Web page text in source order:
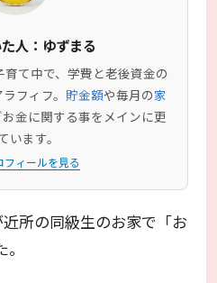
人：ゆずまる
て中で、学費と老後資金の
フィフ。 貯金額や毎月の家
お金に関する事をメインに更
います。
フィールを見る
所の同級生のお家で「お